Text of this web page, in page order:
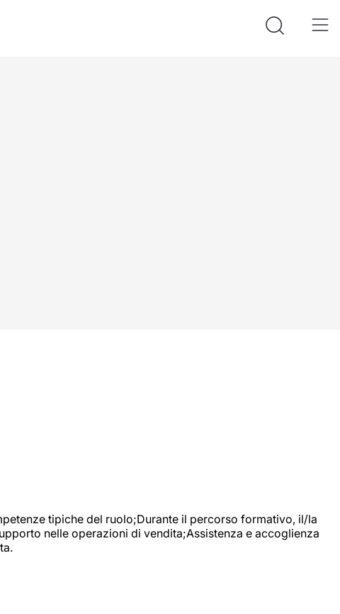
tipiche del ruolo;Durante il percorso formativo, il/la
nelle operazioni di vendita;Assistenza e accoglienza